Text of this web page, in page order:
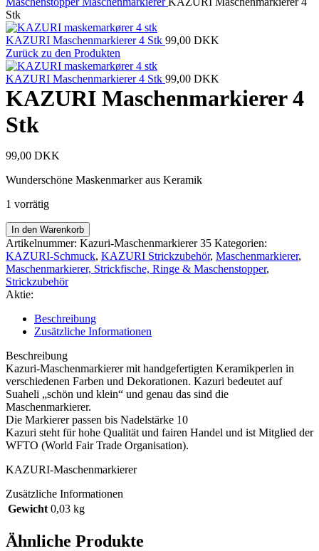
Stk
KAZURI Maschenmarkierer 4 Stk 99,00 DKK
Zurück zu den Produkten
KAZURI Maschenmarkierer 4 Stk 99,00 DKK
KAZURI Maschenmarkierer 4
Stk
99,00 DKK
Wunderschöne Maskenmarker aus Keramik
1 vorrätig
KAZURI
maskemarkører
4
stk
Menge
In den Warenkorb
Artikelnummer: Kazuri-Maschenmarkierer 35 Kategorien:
KAZURI-Schmuck, KAZURI Strickzubehör, Maschenmarkierer,
Maschenmarkierer, Strickfische, Ringe & Maschenstopper,
Strickzubehör
Aktie:
Beschreibung
Zusätzliche Informationen
Beschreibung
Kazuri-Maschenmarkierer mit handgefertigten Keramikperlen in
verschiedenen Farben und Dekorationen. Kazuri bedeutet auf
Suaheli „schön und klein“ und genau das sind die
Maschenmarkierer.
Die Markierer passen bis Nadelstärke 10
Kazuri steht für hohe Qualität und fairen Handel und ist Mitglied der
WFTO (World Fair Trade Organisation).
KAZURI-Maschenmarkierer
Zusätzliche Informationen
Gewicht 0,03 kg
Ähnliche Produkte